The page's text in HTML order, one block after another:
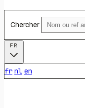
Chercher
fr nl en